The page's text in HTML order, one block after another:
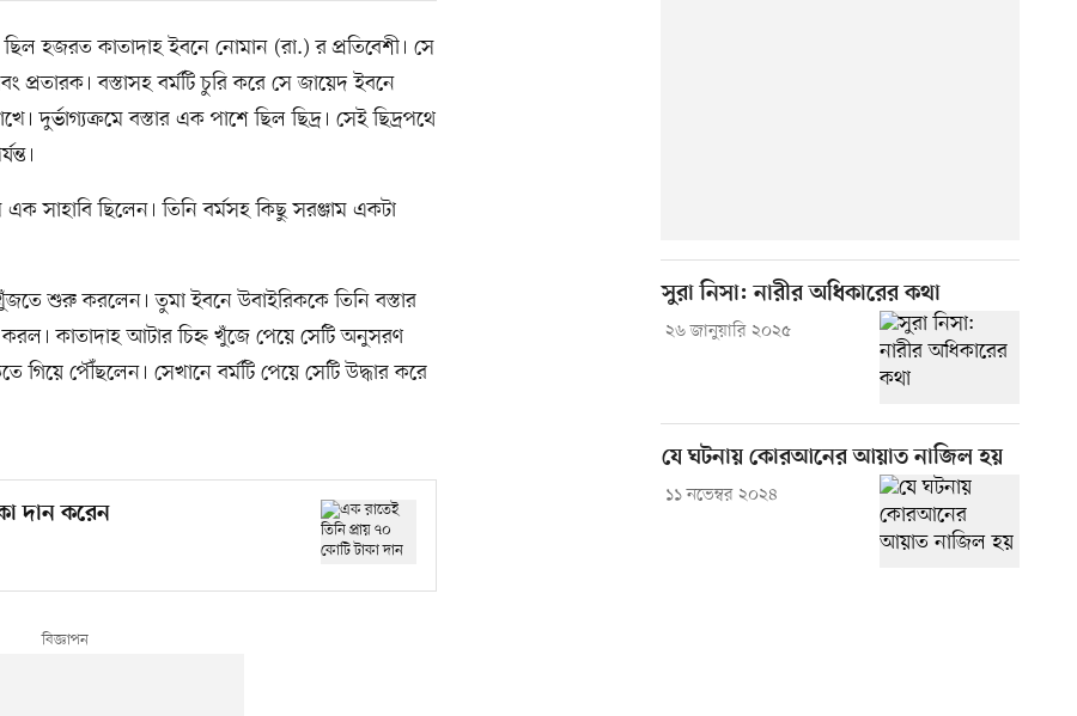
হজরত কাতাদাহ ইবনে নোমান (রা.) র প্রতিবেশী। সে
প্রতারক। বস্তাসহ বর্মটি চুরি করে সে জায়েদ ইবনে
দুর্ভাগ্যক্রমে বস্তার এক পাশে ছিল ছিদ্র। সেই ছিদ্রপথে
সাহাবি ছিলেন। তিনি বর্মসহ কিছু সরঞ্জাম একটা
খুঁজতে শুরু করলেন। তুমা ইবনে উবাইরিককে তিনি বস্তার
করল। কাতাদাহ আটার চিহ্ন খুঁজে পেয়ে সেটি অনুসরণ
গিয়ে পৌঁছলেন। সেখানে বর্মটি পেয়ে সেটি উদ্ধার করে
দান করেন
সুরা নিসা: নারীর অধিকারের কথা
২৬ জানুয়ারি ২০২৫
যে ঘটনায় কোরআনের আয়াত নাজিল হয়
১১ নভেম্বর ২০২৪